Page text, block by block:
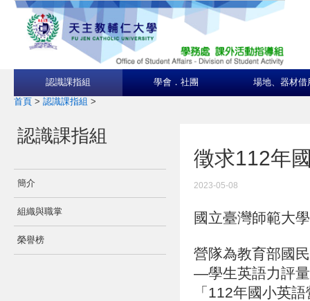
認識課指組 學會．社團 場地、器材借
首頁 > 認識課指組 >
認識課指組
簡介
組織與職掌
榮譽榜
徵求112年
2023-05-08
國立臺灣師範大
營隊為教育部國
—學生英語力評
「112年國小英